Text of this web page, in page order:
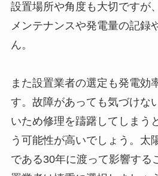
設置場所や角度も大切ですが
メンテナンスや発電量の記録
ん。
また設置業者の選定も発電効
す。故障があっても気づけな
いため修理を躊躇してしまう
う可能性が高いでしょう。太
である30年に渡って影響する